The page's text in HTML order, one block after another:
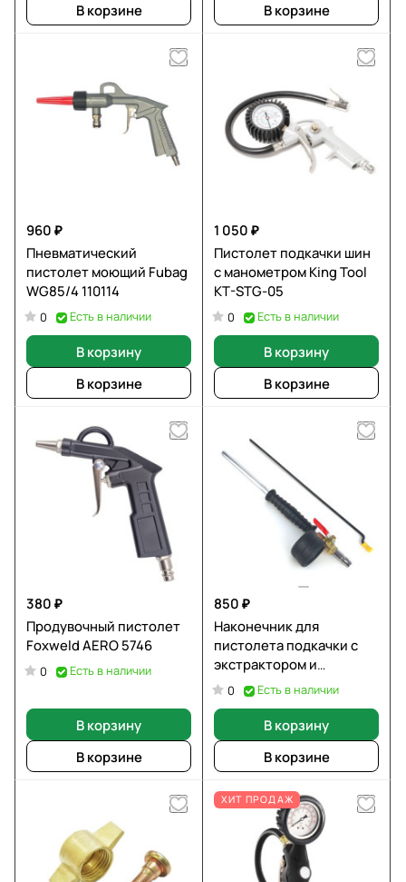
В корзине В корзине
960 ₽
Пневматический
пистолет моющий Fubag
WG85/4 110114
0 Есть в наличии
В корзину
В корзине
1 050 ₽
Пистолет подкачки шин
с манометром King Tool
KT-STG-05
0 Есть в наличии
В корзину
В корзине
380 ₽
Продувочный пистолет
Foxweld AERO 5746
0 Есть в наличии
В корзину
В корзине
850 ₽
Наконечник для
пистолета подкачки с
экстрактором и
манометром Master
Tires EG-10030
0 Есть в наличии
В корзину
В корзине
ХИТ ПРОДАЖ